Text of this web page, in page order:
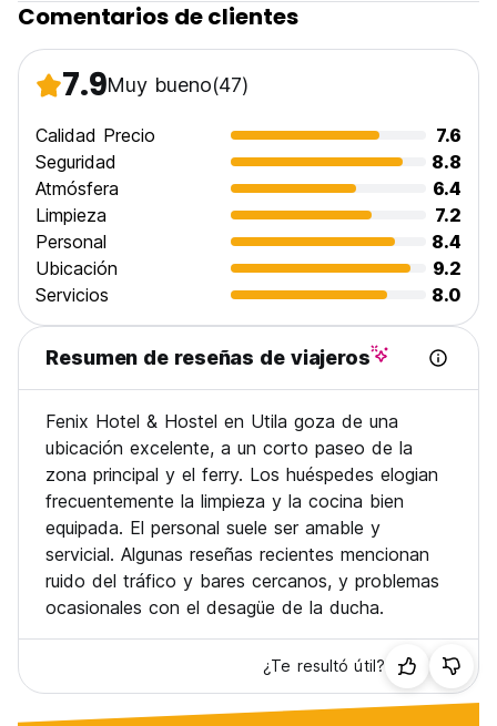
Comentarios de clientes
7.9Muy bueno(47)
Calidad Precio
7.6
Seguridad
8.8
Atmósfera
6.4
Limpieza
7.2
Personal
8.4
Ubicación
9.2
Servicios
8.0
Resumen de reseñas de viajeros
Fenix Hotel & Hostel en Utila goza de una
ubicación excelente, a un corto paseo de la
zona principal y el ferry. Los huéspedes elogian
frecuentemente la limpieza y la cocina bien
equipada. El personal suele ser amable y
servicial. Algunas reseñas recientes mencionan
ruido del tráfico y bares cercanos, y problemas
ocasionales con el desagüe de la ducha.
¿Te resultó útil?